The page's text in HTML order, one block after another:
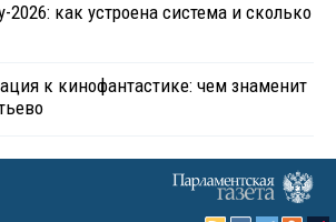
как устроена система и сколько
к кинофантастике: чем знаменит